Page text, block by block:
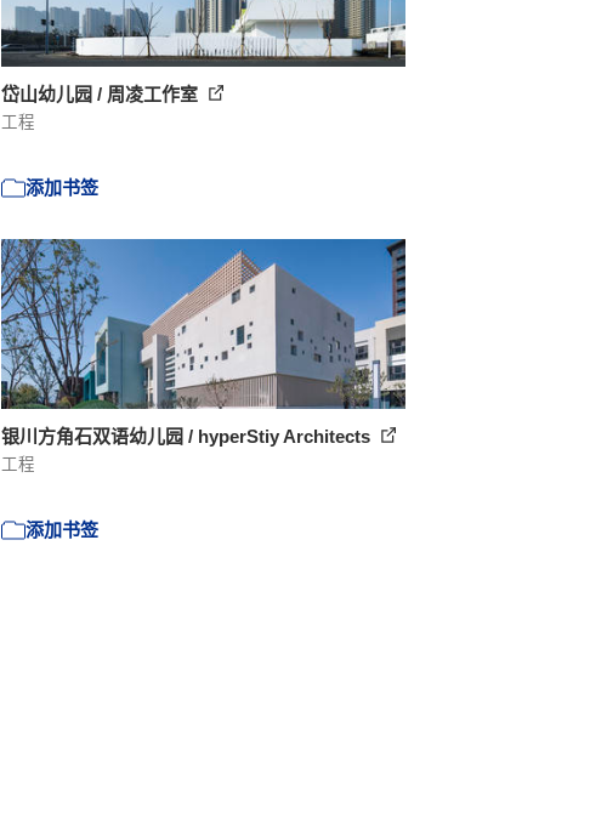
岱山幼儿园 / 周凌工作室
工程
添加书签
银川方角石双语幼儿园 / hyperStiy Architects
工程
添加书签